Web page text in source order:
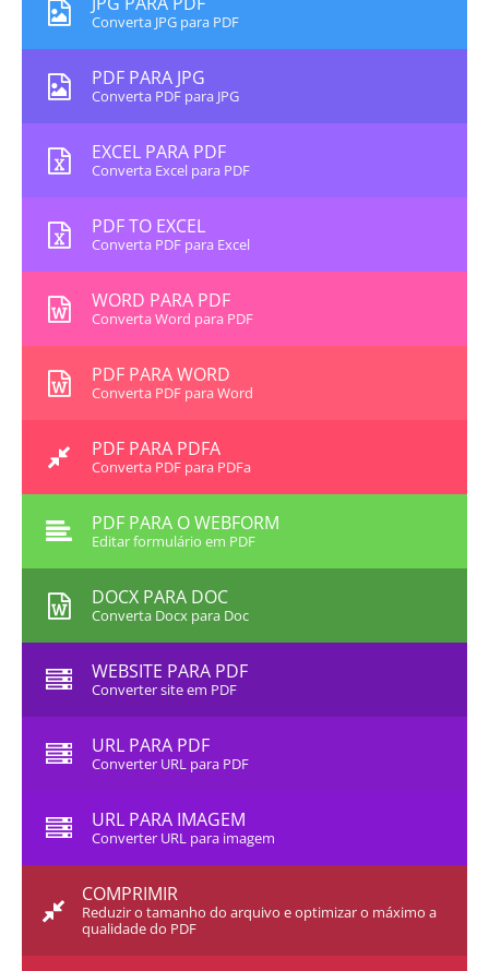
Converta JPG para PDF
PDF PARA JPG
Converta PDF para JPG
EXCEL PARA PDF
Converta Excel para PDF
PDF TO EXCEL
Converta PDF para Excel
WORD PARA PDF
Converta Word para PDF
PDF PARA WORD
Converta PDF para Word
PDF PARA PDFA
Converta PDF para PDFa
PDF PARA O WEBFORM
Editar formulário em PDF
DOCX PARA DOC
Converta Docx para Doc
WEBSITE PARA PDF
Converter site em PDF
URL PARA PDF
Converter URL para PDF
URL PARA IMAGEM
Converter URL para imagem
COMPRIMIR
Reduzir o tamanho do arquivo e optimizar o máximo a
qualidade do PDF